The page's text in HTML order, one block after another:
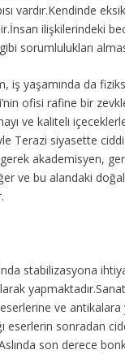
vardır.Kendinde
ilişkilerindeki
sorumlulukları
iş yaşamında da
ofisi rafine bir
ve kaliteli
Terazi siyasette
akademisyen,
ve bu alandaki
stabilizasyona
ve antikalara
eserlerin sonradan
son derece